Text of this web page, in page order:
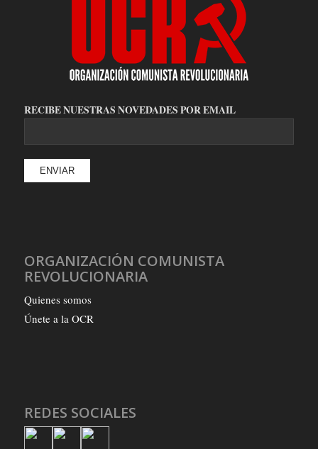
RECIBE NUESTRAS NOVEDADES POR EMAIL
ORGANIZACIÓN COMUNISTA
REVOLUCIONARIA
Quienes somos
Únete a la OCR
REDES SOCIALES